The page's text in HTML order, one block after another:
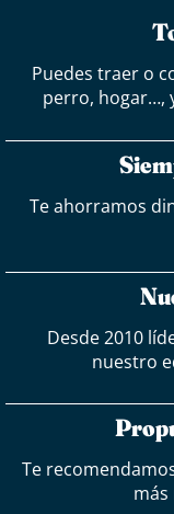
Puedes traer o
perro, hogar…,
Te ahorramos
Desde 2010
nuestro
Te
más